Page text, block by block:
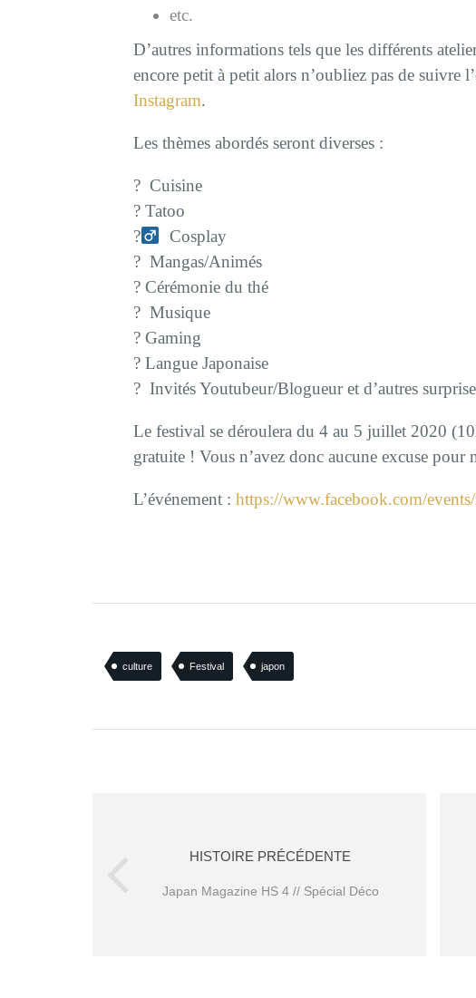
etc.
D’autres informations tels que les différents
encore petit à petit alors n’oubliez pas de suivre
Instagram.
Les thèmes abordés seront diverses :
? Cuisine
? Tatoo
?‍
Cosplay
? Mangas/Animés
? Cérémonie du thé
? Musique
? Gaming
? Langue Japonaise
? Invités Youtubeur/Blogueur et d’autres
Le festival se déroulera du 4 au 5 juillet 2020
gratuite ! Vous n’avez donc aucune excuse pour
L’événement : https://www.facebook.com/
culture Festival japon
HISTOIRE PRÉCÉDENTE
Japan Magazine HS 4 // Spécial Déco